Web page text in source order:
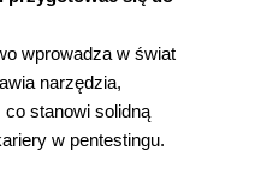
pomocą programu lynis
za pomocą programu
wprowadza w świat
narzędzia,
co stanowi solidną
w pentestingu.